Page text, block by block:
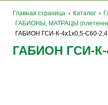
Главная страница Каталог
ГАБИОНЫ, МАТРАЦЫ
ГАБИОН ГСИ-К-4х1х0,5-С60-
ГАБИОН ГСИ-К-